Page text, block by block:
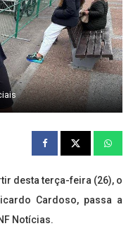
desta terça-feira (26), o
Cardoso, passa a
Notícias.